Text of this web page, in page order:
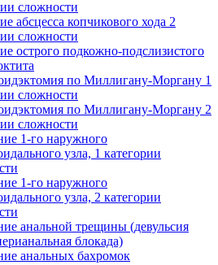
сложности
абсцесса копчикового хода 2
сложности
острого подкожно-подслизистого
по Миллигану-Моргану 1
сложности
по Миллигану-Моргану 2
сложности
1-го наружного
узла, 1 категории
1-го наружного
узла, 2 категории
анальной трещины (девульсия
блокада)
анальных бахромок